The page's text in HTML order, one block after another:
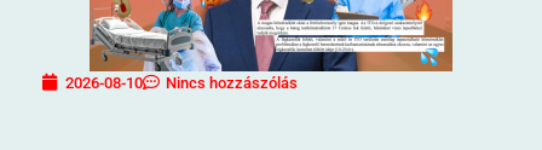
2026-08-10 Nincs hozzászólás